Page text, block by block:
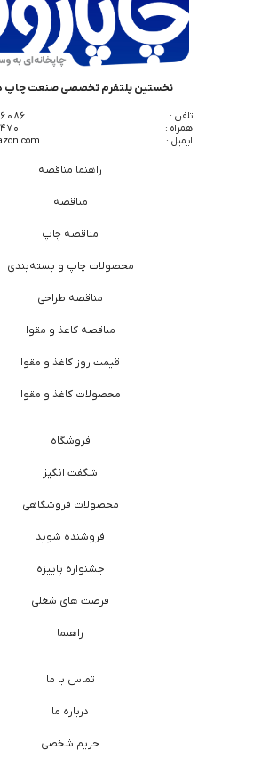
نخستین پلتفرم تخصصی صنعت چاپ
تلفن :
- 021
همراه :
ایمیل :
راهنما مناقصه
مناقصه
مناقصه چاپ
محصولات چاپ و بسته‌بندی
مناقصه طراحی
مناقصه کاغذ و مقوا
قیمت روز کاغذ و مقوا
محصولات کاغذ و مقوا
فروشگاه
شگفت انگیز
محصولات فروشگاهی
فروشنده شوید
جشنواره پاییزه
فرصت های شغلی
راهنما
تماس با ما
درباره ما
حریم شخصی